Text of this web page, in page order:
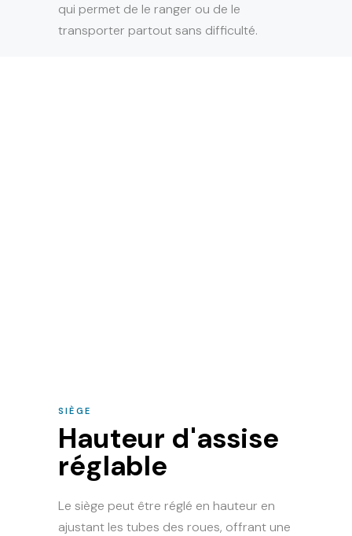
qui permet de le ranger ou de le
transporter partout sans difficulté.
SIÈGE
Hauteur d'assise
réglable
Le siège peut être réglé en hauteur en
ajustant les tubes des roues, offrant une